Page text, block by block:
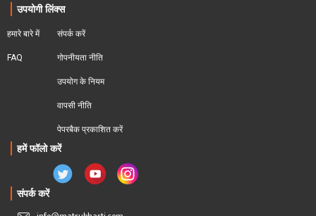
उपयोगी लिंक्स
हमारे बारे में
FAQ
संपर्क करें
गोपनीयता नीति
उपयोग के नियम
वापसी नीति
पेपरबैक प्रकाशित करें
हमें फॉलो करें
संपर्क करें